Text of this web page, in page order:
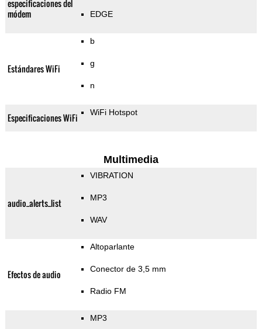
especificaciones del
módem
EDGE
Estándares WiFi
b
g
n
Especificaciones WiFi WiFi Hotspot
Multimedia
audio_alerts_list
VIBRATION
MP3
WAV
Efectos de audio
Altoparlante
Conector de 3,5 mm
Radio FM
MP3